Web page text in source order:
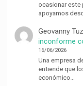
ocasionar este
apoyamos
Geovanny
inconforme
16/06/2026
Una empresa
entiende que
económico…